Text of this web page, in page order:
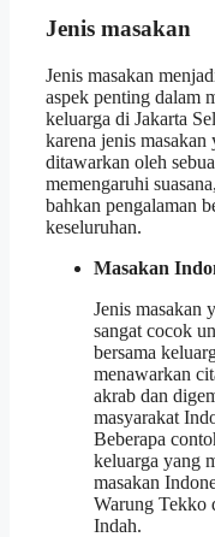
Jenis masakan
Jenis masakan
aspek penting dalam
keluarga di Jakarta
karena jenis masakan
ditawarkan oleh
memengaruhi
bahkan pengalaman
keseluruhan.
Masakan
Jenis masakan
sangat cocok
bersama
menawarkan
akrab dan
masyarakat
Beberapa
keluarga yang
masakan
Warung Tekko
Indah.